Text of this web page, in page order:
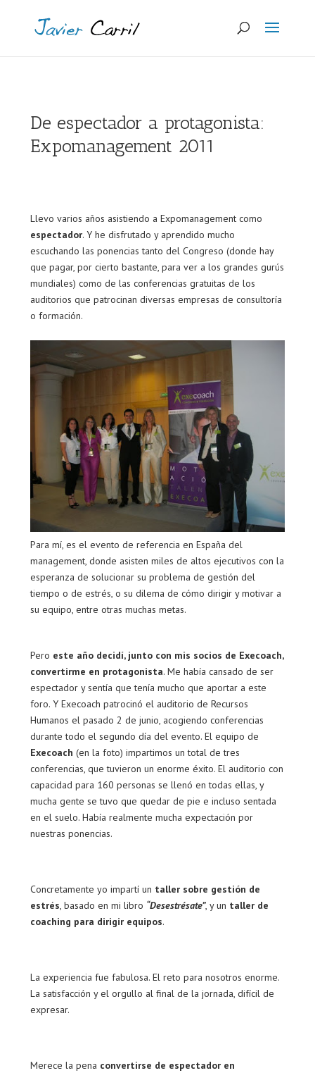
De espectador a protagonista:
Expomanagement 2011
Llevo varios años asistiendo a Expomanagement como
espectador. Y he disfrutado y aprendido mucho
escuchando las ponencias tanto del Congreso (donde hay
que pagar, por cierto bastante, para ver a los grandes gurús
mundiales) como de las conferencias gratuitas de los
auditorios que patrocinan diversas empresas de consultoría
o formación.
Para mí, es el evento de referencia en España del
management, donde asisten miles de altos ejecutivos con la
esperanza de solucionar su problema de gestión del
tiempo o de estrés, o su dilema de cómo dirigir y motivar a
su equipo, entre otras muchas metas.
Pero este año decidí, junto con mis socios de Execoach,
convertirme en protagonista. Me había cansado de ser
espectador y sentía que tenía mucho que aportar a este
foro. Y Execoach patrocinó el auditorio de Recursos
Humanos el pasado 2 de junio, acogiendo conferencias
durante todo el segundo día del evento. El equipo de
Execoach (en la foto) impartimos un total de tres
conferencias, que tuvieron un enorme éxito. El auditorio con
capacidad para 160 personas se llenó en todas ellas, y
mucha gente se tuvo que quedar de pie e incluso sentada
en el suelo. Había realmente mucha expectación por
nuestras ponencias.
Concretamente yo impartí un taller sobre gestión de
estrés, basado en mi libro “Desestrésate”, y un taller de
coaching para dirigir equipos.
La experiencia fue fabulosa. El reto para nosotros enorme.
La satisfacción y el orgullo al final de la jornada, difícil de
expresar.
Merece la pena convertirse de espectador en